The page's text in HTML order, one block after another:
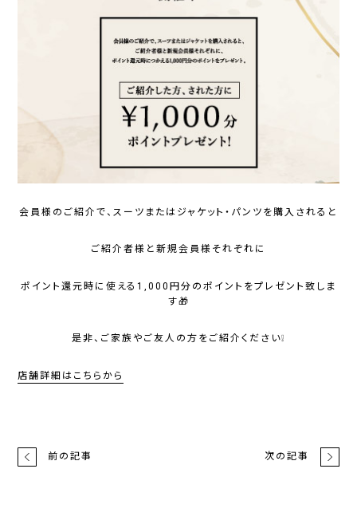
会員様のご紹介で、スーツまたはジャケット・パンツを購入されると
ご紹介者様と新規会員様それぞれに
ポイント還元時に使える1,000円分のポイントをプレゼント致しま
す🎁
是非、ご家族やご友人の方をご紹介ください❕
店舗詳細はこちらから
前の記事 次の記事